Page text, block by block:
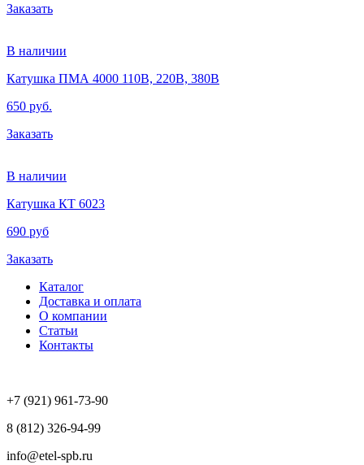
Заказать
В наличии
Катушка ПМА 4000 110В, 220В, 380В
650 руб.
Заказать
В наличии
Катушка КТ 6023
690 руб
Заказать
Каталог
Доставка и оплата
О компании
Статьи
Контакты
+7 (921) 961-73-90
8 (812) 326-94-99
info@etel-spb.ru